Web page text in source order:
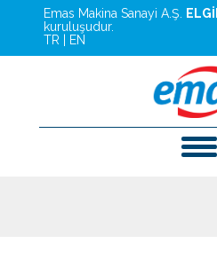
Emas Makina Sanayi A.Ş.
kuruluşudur.
TR
EN